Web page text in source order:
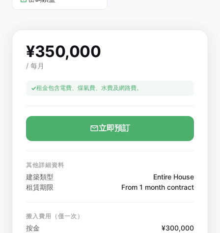
¥350,000
/ 每月
租金包含電費、煤氣費、水費及網路費。
立即預訂
其他詳細資料
建築類型
Entire House
租賃期限
From 1 month contract
搬入費用（僅一次）
按金 ¥300,000